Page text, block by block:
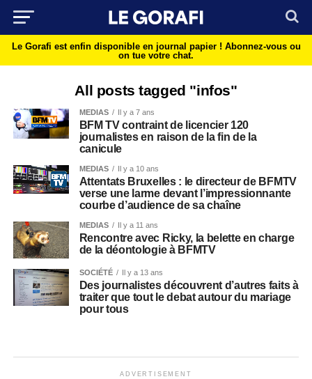
Le Gorafi est enfin disponible en journal papier ! Abonnez-vous ou
on tue votre chat.
All posts tagged "infos"
MEDIAS Il y a 7 ans
BFM TV contraint de licencier 120
journalistes en raison de la fin de la
canicule
MEDIAS Il y a 10 ans
Attentats Bruxelles : le directeur de BFMTV
verse une larme devant l’impressionnante
courbe d’audience de sa chaîne
MEDIAS Il y a 11 ans
Rencontre avec Ricky, la belette en charge
de la déontologie à BFMTV
SOCIÉTÉ Il y a 13 ans
Des journalistes découvrent d’autres faits à
traiter que tout le debat autour du mariage
pour tous
ADVERTISEMENT